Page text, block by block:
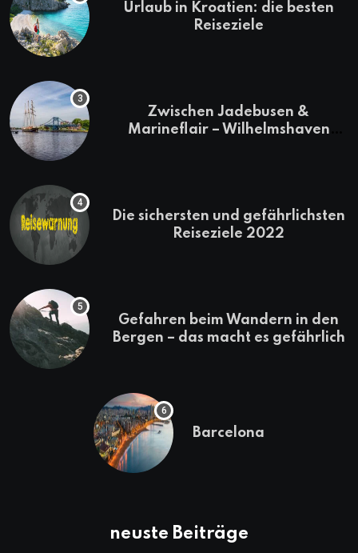
Urlaub in Kroatien: die besten
Reiseziele
Zwischen Jadebusen &
Marineflair – Wilhelmshaven
Die sichersten und gefährlichsten
Reiseziele 2022
Gefahren beim Wandern in den
Bergen – das macht es gefährlich
Barcelona
neuste Beiträge